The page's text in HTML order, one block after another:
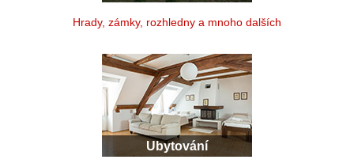
Hrady, zámky, rozhledny a mnoho dalších
Ubytování